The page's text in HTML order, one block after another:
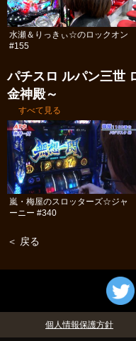
水瀬＆りっきぃ☆のロックオン
#155
パチスロ ルパン三世
金神殿～
すべて見る
嵐・梅屋のスロッターズ☆ジャ
ーニー #340
＜ 戻る
個人情報保護方針